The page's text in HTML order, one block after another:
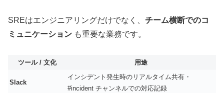
SREはエンジニアリングだけでなく、 チーム横断でのコ
ミュニケーション も重要な業務です。
ツール / 文化 用途
Slack
インシデント発生時のリアルタイム共有・
#incident チャンネルでの対応記録